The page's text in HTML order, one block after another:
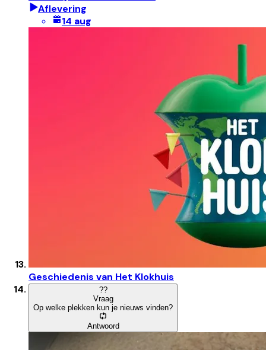
Aflevering
14 aug
Geschiedenis van Het Klokhuis
??
Vraag
Op welke plekken kun je nieuws vinden?
Antwoord